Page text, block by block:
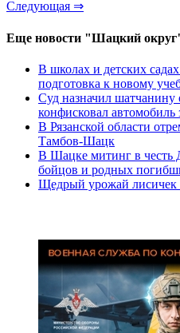
Следующая ⇒
Еще новости "Шацкий
В школах и детских
подготовка к новому
Суд назначил шатчанину
конфисковал автомобиль
В Рязанской области
Тамбов-Шацк
В Шацке митинг в честь
бойцов и родных
Щедрый урожай лисичек